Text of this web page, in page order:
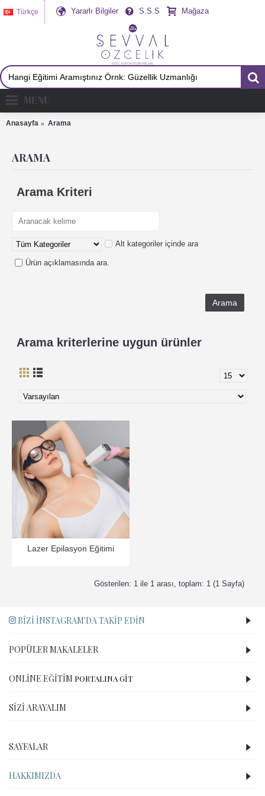
Türkçe Yararlı Bilgiler S.S.S Mağaza
MENU
Anasayfa Arama
ARAMA
Arama Kriteri
Alt kategoriler içinde ara
Ürün açıklamasında ara.
Arama kriterlerine uygun ürünler
Lazer Epilasyon Eğitimi
Gösterilen: 1 ile 1 arası, toplam: 1 (1 Sayfa)
BIZI İNSTAGRAM'DA TAKIP EDIN
POPÜLER MAKALELER
ONLINE EĞITIM PORTALINA GİT
SIZI ARAYALIM
SAYFALAR
HAKKIMIZDA